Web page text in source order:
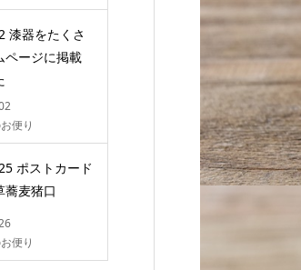
漆器をたくさ
ページに掲載
便り
ポストカード
蕎麦猪口
便り